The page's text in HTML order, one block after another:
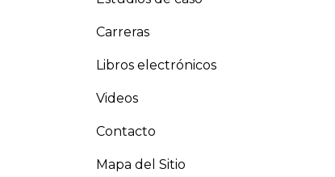
Carreras
Libros electrónicos
Videos
Contacto
Mapa del Sitio